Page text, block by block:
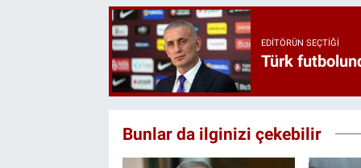
EDITÖRÜN SEÇTIĞI
Türk
Bunlar da ilginizi çekebilir